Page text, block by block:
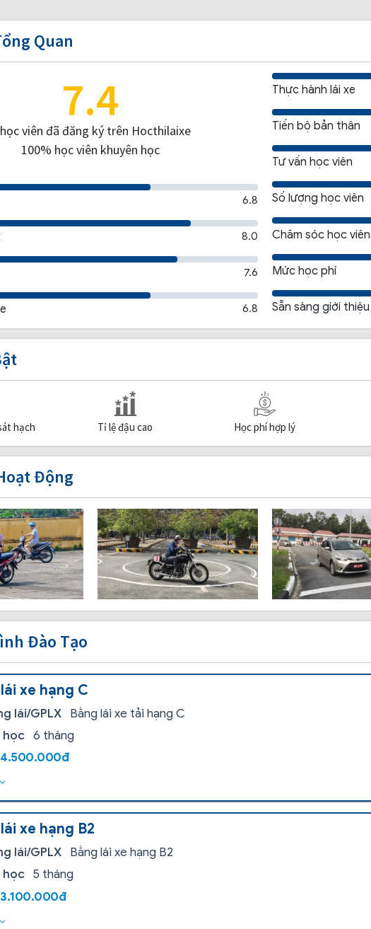
Quan
7.4
viên đã đăng ký trên Hocthilaixe
100% học viên khuyên học
6.8
8.0
7.6
6.8
Thực hành lái xe
Tiến bộ bản thân
Tư vấn học viên
Số lượng học viên
Chăm sóc học viên
Mức học phí
Sẵn sàng giới thiệu
hạch Tỉ lệ đậu cao Học phí hợp lý
Động
Đào Tạo
xe hạng C
lái/GPLX
Bằng lái xe tải hạng C
học 6 tháng
xe hạng B2
lái/GPLX
Bằng lái xe hạng B2
học 5 tháng